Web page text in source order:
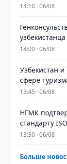
14:10 · 06/08
14:00 · 06/08
Узбекистан
сфере
13:45 · 06/08
НГМК
стандарту
13:30 · 06/08
Больше